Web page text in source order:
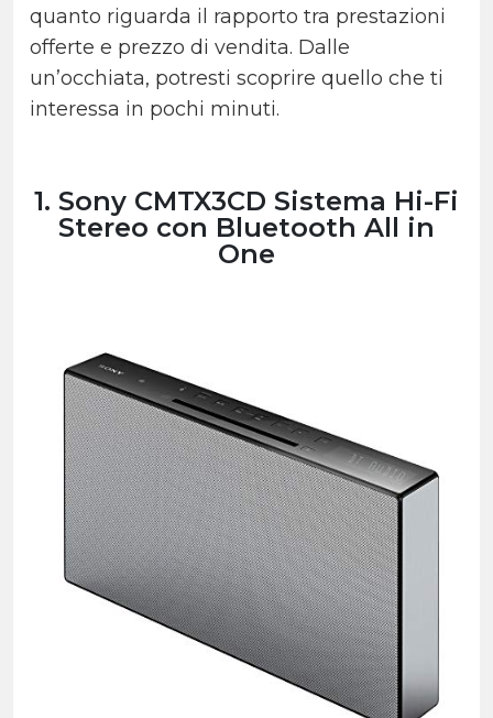
quanto riguarda il rapporto tra prestazioni
offerte e prezzo di vendita. Dalle
un’occhiata, potresti scoprire quello che ti
interessa in pochi minuti.
1. Sony CMTX3CD Sistema Hi-Fi
Stereo con Bluetooth All in
One